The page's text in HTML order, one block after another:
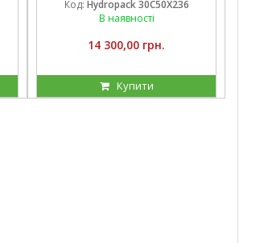
Код: Hydropack 30C50X236
В наявності
14 300,00 грн.
Купити